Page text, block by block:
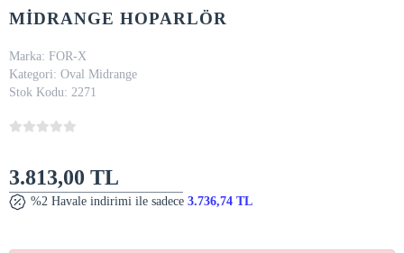
MİDRANGE HOPARLÖR
Marka: FOR-X
Kategori: Oval Midrange
Stok Kodu: 2271
3.813,00 TL
%2 Havale indirimi ile sadece 3.736,74 TL